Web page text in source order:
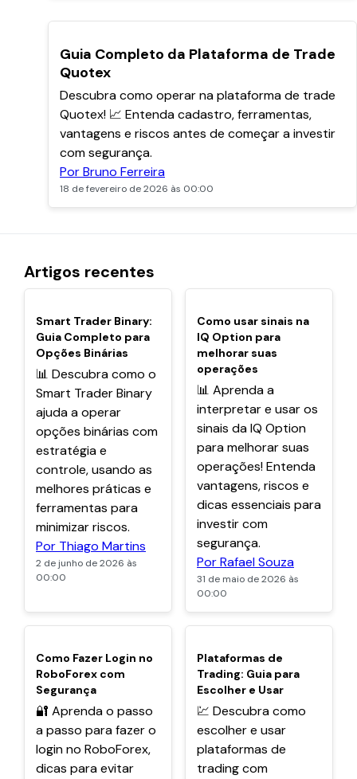
TOPO
Guia Completo da Plataforma de Trade
Quotex
Descubra como operar na plataforma de trade
Quotex! 📈 Entenda cadastro, ferramentas,
vantagens e riscos antes de começar a investir
com segurança.
Por Bruno Ferreira
18 de fevereiro de 2026 às 00:00
Artigos recentes
POPULARES
Smart Trader Binary:
Guia Completo para
Opções Binárias
📊 Descubra como o
Smart Trader Binary
ajuda a operar
opções binárias com
estratégia e
controle, usando as
melhores práticas e
ferramentas para
minimizar riscos.
Por Thiago Martins
2 de junho de 2026 às
00:00
POPULARES
Como usar sinais na
IQ Option para
melhorar suas
operações
📊 Aprenda a
interpretar e usar os
sinais da IQ Option
para melhorar suas
operações! Entenda
vantagens, riscos e
dicas essenciais para
investir com
segurança.
Por Rafael Souza
31 de maio de 2026 às
00:00
POPULARES
Como Fazer Login no
RoboForex com
Segurança
🔐 Aprenda o passo
a passo para fazer o
login no RoboForex,
dicas para evitar
POPULARES
Plataformas de
Trading: Guia para
Escolher e Usar
💹 Descubra como
escolher e usar
plataformas de
trading com